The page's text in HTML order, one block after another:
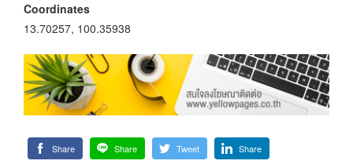
Coordinates
13.70257, 100.35938
Share Share Tweet Share